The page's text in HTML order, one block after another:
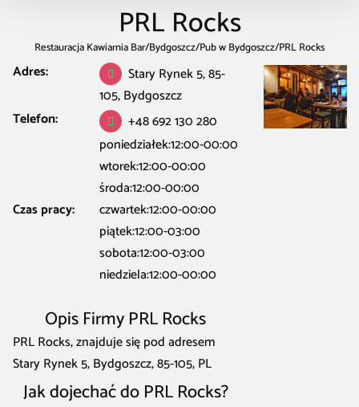
PRL Rocks
Restauracja Kawiarnia Bar/Bydgoszcz/Pub w Bydgoszcz/PRL Rocks
Adres:
Stary Rynek 5, 85-
105, Bydgoszcz
Telefon:
+48 692 130 280
Czas pracy:
poniedziałek:12:00-00:00
wtorek:12:00-00:00
środa:12:00-00:00
czwartek:12:00-00:00
piątek:12:00-03:00
sobota:12:00-03:00
niedziela:12:00-00:00
Opis Firmy PRL Rocks
PRL Rocks, znajduje się pod adresem
Stary Rynek 5, Bydgoszcz, 85-105, PL
Jak dojechać do PRL Rocks?